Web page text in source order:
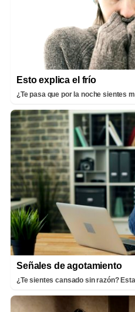
Esto explica el frío
¿Te pasa que por la noche sientes
Señales de agotamiento
¿Te sientes cansado sin razón?